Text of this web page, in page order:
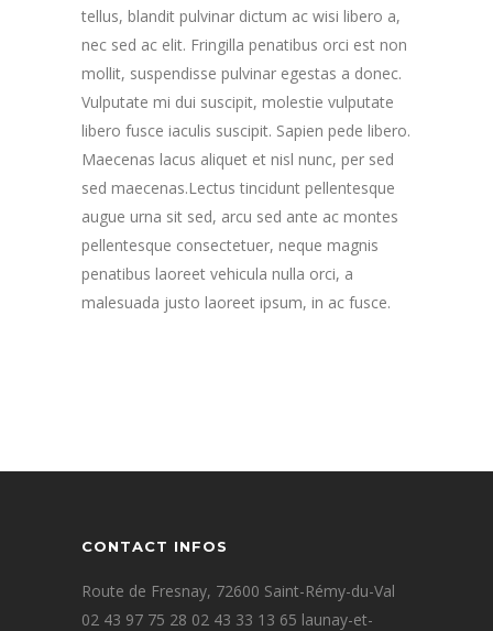
tellus, blandit pulvinar dictum ac wisi libero a,
nec sed ac elit. Fringilla penatibus orci est non
mollit, suspendisse pulvinar egestas a donec.
Vulputate mi dui suscipit, molestie vulputate
libero fusce iaculis suscipit. Sapien pede libero.
Maecenas lacus aliquet et nisl nunc, per sed
sed maecenas.Lectus tincidunt pellentesque
augue urna sit sed, arcu sed ante ac montes
pellentesque consectetuer, neque magnis
penatibus laoreet vehicula nulla orci, a
malesuada justo laoreet ipsum, in ac fusce.
CONTACT INFOS
Route de Fresnay, 72600 Saint-Rémy-du-Val
02 43 97 75 28 02 43 33 13 65 launay-et-